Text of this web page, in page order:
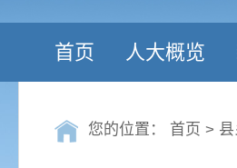
首页 人大概览
您的位置： 首页 >